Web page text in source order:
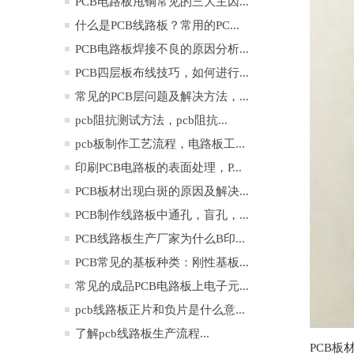
什么是PCB线路板？常用的PC...
PCB电路板焊接不良的原因分析...
PCB四层板布线技巧，如何进行...
常见的PCB层问题及解决方法，...
pcb阻抗测试方法，pcb阻抗...
pcb板制作工艺流程，电路板工...
印刷PCB电路板的表面处理，P...
PCB板材出现白斑的原因及解决...
PCB制作线路板中通孔，盲孔，...
PCB线路板生产厂家为什么B印...
PCB常见的基板种类：刚性基板...
常见的成品PCB电路板上电子元...
pcb线路板正片和负片是什么意...
了解pcb线路板生产流程...
PCB板